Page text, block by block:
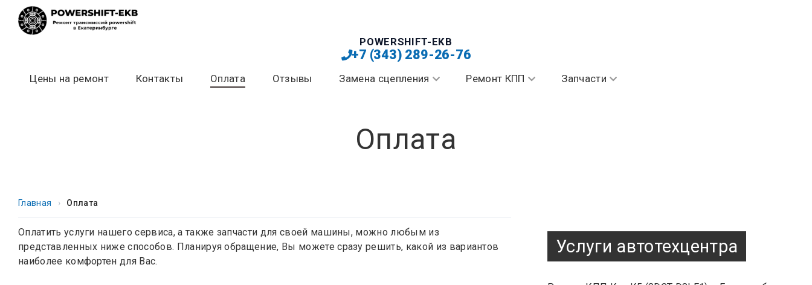
content
POWERSHIFT-EKB
+7 (343) 289-26-76
Цены на ремонт Контакты Оплата Отзывы Замена сцепления Ремонт КПП Запчасти
Оплата
Главная › Оплата
Оплатить услуги нашего сервиса, а также запчасти для своей машины, можно любым из
представленных ниже способов. Планируя обращение, Вы можете сразу решить, какой из вариантов
наиболее комфортен для Вас.
Услуги автотехцентра